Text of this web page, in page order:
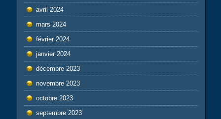
avril 2024
mars 2024
février 2024
janvier 2024
décembre 2023
novembre 2023
octobre 2023
septembre 2023